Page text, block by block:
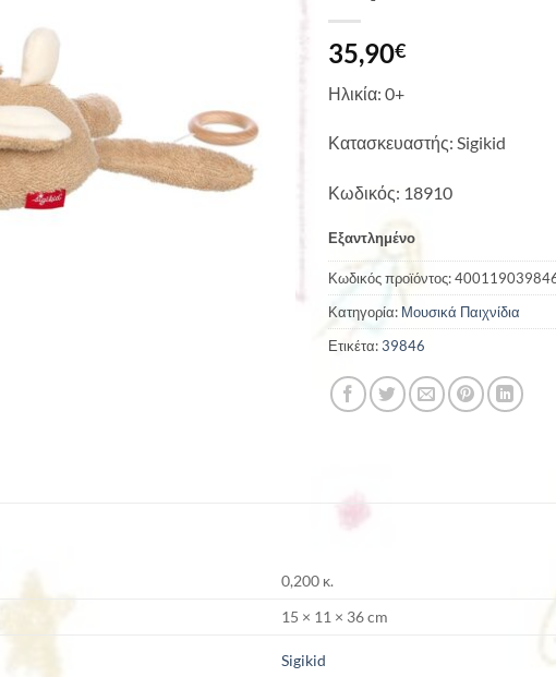
35,90€
Ηλικία: 0+
Κατασκευαστής: Sigikid
Κωδικός: 18910
Εξαντλημένο
Κωδικός προϊόντος:
Κατηγορία: Μουσικά Παιχνίδια
Ετικέτα:39846
0,200 κ.
15 × 11 × 36 cm
Sigikid